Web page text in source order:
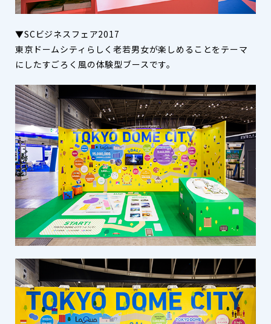
▼SCビジネスフェア2017
東京ドームシティらしく老若男女が楽しめることをテーマ
にしたすごろく風の体験型ブースです。